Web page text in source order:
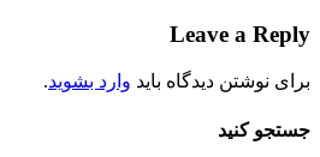
Leave a Reply
برای نوشتن دیدگاه باید وارد بشوید.
جستجو کنید